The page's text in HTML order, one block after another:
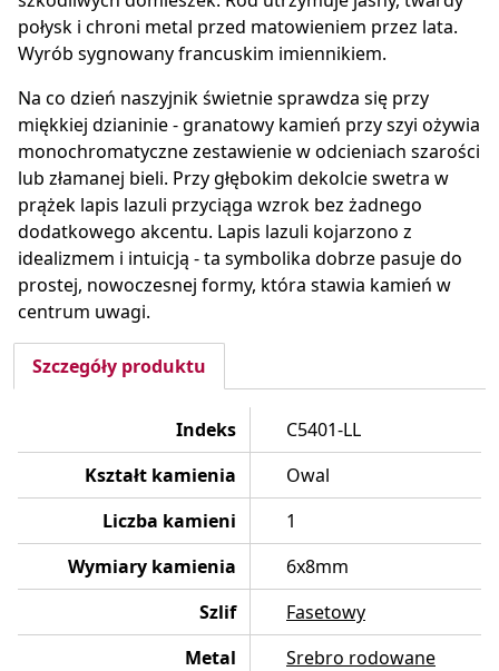
połysk i chroni metal przed matowieniem przez lata.
Wyrób sygnowany francuskim imiennikiem.
Na co dzień naszyjnik świetnie sprawdza się przy
miękkiej dzianinie - granatowy kamień przy szyi ożywia
monochromatyczne zestawienie w odcieniach szarości
lub złamanej bieli. Przy głębokim dekolcie swetra w
prążek lapis lazuli przyciąga wzrok bez żadnego
dodatkowego akcentu. Lapis lazuli kojarzono z
idealizmem i intuicją - ta symbolika dobrze pasuje do
prostej, nowoczesnej formy, która stawia kamień w
centrum uwagi.
Szczegóły produktu
Indeks
C5401-LL
Kształt kamienia
Owal
Liczba kamieni
1
Wymiary kamienia
6x8mm
Szlif
Fasetowy
Metal
Srebro rodowane